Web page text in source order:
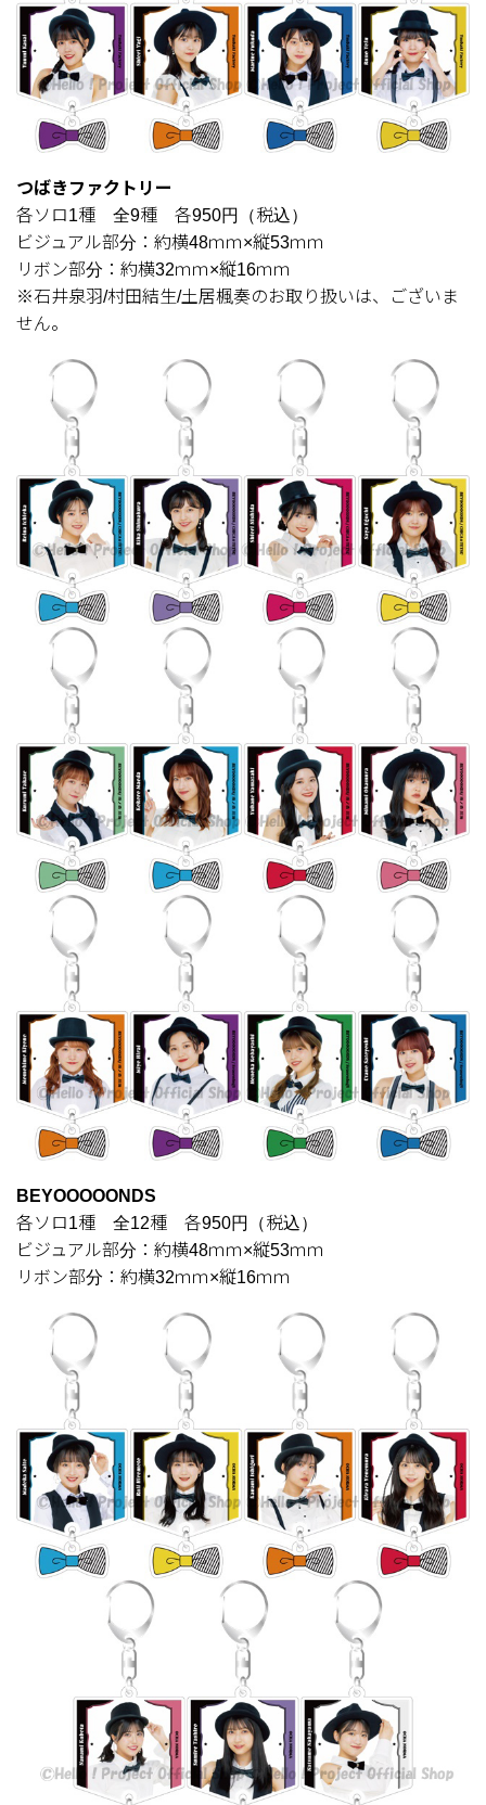
つばきファクトリー
各ソロ1種 全9種 各950円（税込）
ビジュアル部分：約横48ｍｍ×縦53ｍｍ
リボン部分：約横32ｍｍ×縦16ｍｍ
※石井泉羽/村田結生/土居楓奏のお取り扱いは、ございま
せん。
BEYOOOOONDS
各ソロ1種 全12種 各950円（税込）
ビジュアル部分：約横48ｍｍ×縦53ｍｍ
リボン部分：約横32ｍｍ×縦16ｍｍ